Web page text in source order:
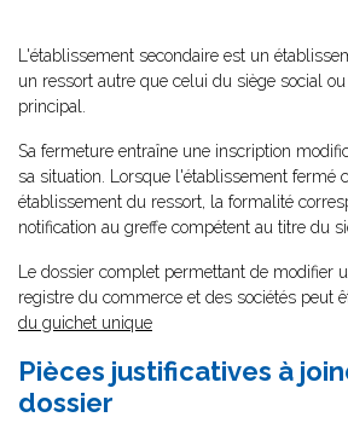
L'établissement secondaire est un
un ressort autre que celui du siège social
principal.
Sa fermeture entraîne une inscription
sa situation. Lorsque l'établissement fermé
établissement du ressort, la formalité
notification au greffe compétent au titre du
Le dossier complet permettant de modifier
registre du commerce et des sociétés peut
du guichet unique
Pièces justificatives à
dossier